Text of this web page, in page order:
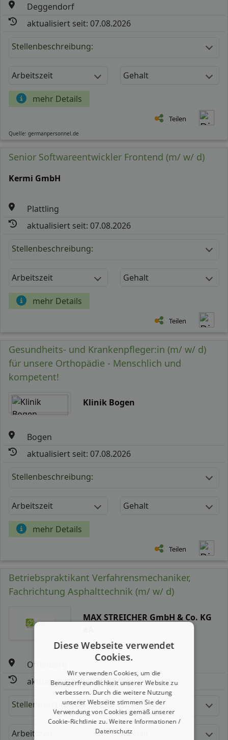
Deggendorf
aktualisiert seit: 07.08.2026
Stellenbeschreibung:
Arbeitszeit Gehalt
mehr Details
Teilen
Quelle: germanpersonnel.de
Senior Softwareentwickler Frontend (m/ w/ d)
Kermi GmbH
Plattling
aktualisiert seit: 07.08.2026
Stellenbeschreibung:
Arbeitszeit Gehalt
mehr Details
Teilen
Gesundheits- und Krankenpfleger:in (m/ w/ d)
für unsere Orthopädie - Menschlich und
kompetent!
Klinik Bogen
Bogen
aktualisiert seit: 07.08.2026
Stellenbeschreibung:
Arbeitszeit Gehalt
mehr Details
Teilen
Betriebspraktikant Verfahrensmechaniker,
Fachrichtung Asphalttechnik (m/ w/ d)
MAX STREICHER GmbH & Co. KG
Offenberg
aktualisiert seit: 05.08.2026
Stellenbeschreibung:
Arbeitszeit Gehalt
Diese Webseite verwendet
Cookies.
Wir verwenden Cookies, um die
Benutzerfreundlichkeit unserer Website zu
verbessern. Durch die weitere Nutzung
unserer Webseite stimmen Sie der
Verwendung von Cookies gemäß unserer
Cookie-Richtlinie zu.Weitere Informationen /
Datenschutz